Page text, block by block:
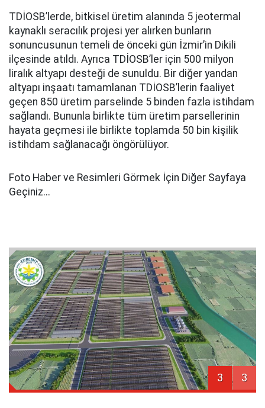
TDİOSB’lerde, bitkisel üretim alanında 5 jeotermal
kaynaklı seracılık projesi yer alırken bunların
sonuncusunun temeli de önceki gün İzmir’in Dikili
ilçesinde atıldı. Ayrıca TDİOSB’ler için 500 milyon
liralık altyapı desteği de sunuldu. Bir diğer yandan
altyapı inşaatı tamamlanan TDİOSB’lerin faaliyet
geçen 850 üretim parselinde 5 binden fazla istihdam
sağlandı. Bununla birlikte tüm üretim parsellerinin
hayata geçmesi ile birlikte toplamda 50 bin kişilik
istihdam sağlanacağı öngörülüyor.
Foto Haber ve Resimleri Görmek İçin Diğer Sayfaya
Geçiniz...
3 3